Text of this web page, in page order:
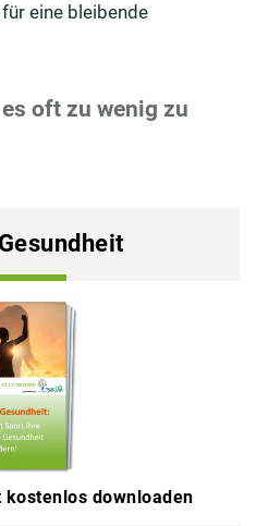
eine bleibende
oft zu wenig zu